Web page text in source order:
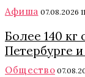
Афиша 07.08.2026
Более 140 кг
Петербурге
Общество